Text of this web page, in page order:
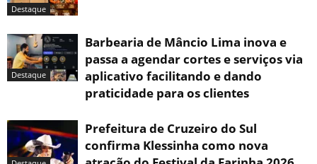
Destaque
Destaque
Barbearia de Mâncio Lima inova e
passa a agendar cortes e serviços via
aplicativo facilitando e dando
praticidade para os clientes
Prefeitura de Cruzeiro do Sul
confirma Klessinha como nova